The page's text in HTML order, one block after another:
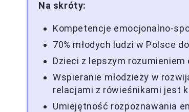
Na skróty:
Kompetencje emocjonalno-
70% młodych ludzi w Polsce
Dzieci z lepszym
Wspieranie młodzieży w
relacjami z rówieśnikami jest
Umiejętność rozpoznawania